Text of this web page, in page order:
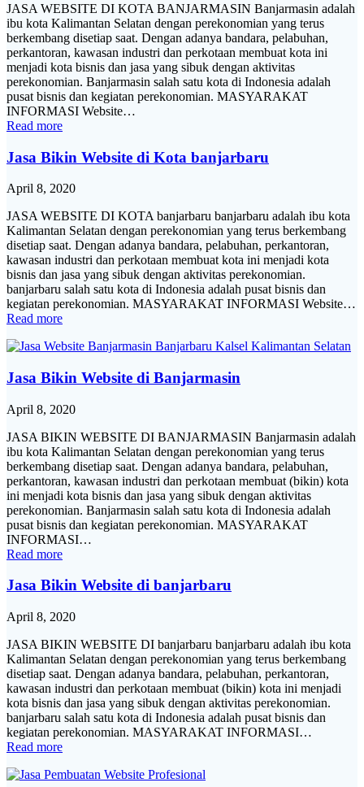
JASA WEBSITE DI KOTA BANJARMASIN Banjarmasin adalah
ibu kota Kalimantan Selatan dengan perekonomian yang terus
berkembang disetiap saat. Dengan adanya bandara, pelabuhan,
perkantoran, kawasan industri dan perkotaan membuat kota ini
menjadi kota bisnis dan jasa yang sibuk dengan aktivitas
perekonomian. Banjarmasin salah satu kota di Indonesia adalah
pusat bisnis dan kegiatan perekonomian. MASYARAKAT
INFORMASI Website…
Read more
Jasa Bikin Website di Kota banjarbaru
April 8, 2020
JASA WEBSITE DI KOTA banjarbaru banjarbaru adalah ibu kota
Kalimantan Selatan dengan perekonomian yang terus berkembang
disetiap saat. Dengan adanya bandara, pelabuhan, perkantoran,
kawasan industri dan perkotaan membuat kota ini menjadi kota
bisnis dan jasa yang sibuk dengan aktivitas perekonomian.
banjarbaru salah satu kota di Indonesia adalah pusat bisnis dan
kegiatan perekonomian. MASYARAKAT INFORMASI Website…
Read more
Jasa Bikin Website di Banjarmasin
April 8, 2020
JASA BIKIN WEBSITE DI BANJARMASIN Banjarmasin adalah
ibu kota Kalimantan Selatan dengan perekonomian yang terus
berkembang disetiap saat. Dengan adanya bandara, pelabuhan,
perkantoran, kawasan industri dan perkotaan membuat (bikin) kota
ini menjadi kota bisnis dan jasa yang sibuk dengan aktivitas
perekonomian. Banjarmasin salah satu kota di Indonesia adalah
pusat bisnis dan kegiatan perekonomian. MASYARAKAT
INFORMASI…
Read more
Jasa Bikin Website di banjarbaru
April 8, 2020
JASA BIKIN WEBSITE DI banjarbaru banjarbaru adalah ibu kota
Kalimantan Selatan dengan perekonomian yang terus berkembang
disetiap saat. Dengan adanya bandara, pelabuhan, perkantoran,
kawasan industri dan perkotaan membuat (bikin) kota ini menjadi
kota bisnis dan jasa yang sibuk dengan aktivitas perekonomian.
banjarbaru salah satu kota di Indonesia adalah pusat bisnis dan
kegiatan perekonomian. MASYARAKAT INFORMASI…
Read more